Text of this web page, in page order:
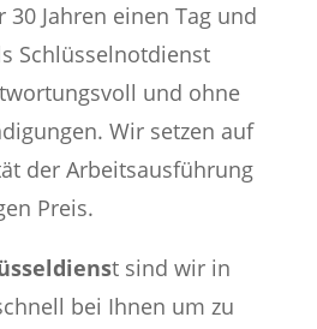
Jahren einen Tag und
Schlüsselnotdienst
und ohne
Wir setzen auf
der Arbeitsausführung
Preis.
t sind wir in
bei Ihnen um zu